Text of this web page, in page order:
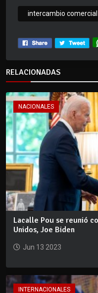
intercambio comercial
RELACIONADAS
NACIONALES
Lacalle Pou se reunió
Unidos, Joe Biden
Jun 13 2023
INTERNACIONALES